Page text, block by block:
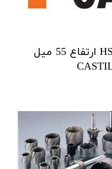
مته گردبر از قطر 12 تا 100 HSS ارتفاع 55 میل